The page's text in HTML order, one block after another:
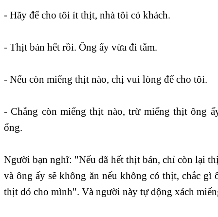
- Hãy để cho tôi ít thịt, nhà tôi có khách.
- Thịt bán hết rồi. Ông ấy vừa đi tắm.
- Nếu còn miếng thịt nào, chị vui lòng để cho tôi.
- Chẳng còn miếng thịt nào, trừ miếng thịt ông
ổng.
Người bạn nghĩ: "Nếu đã hết thịt bán, chỉ còn lại
và ông ấy sẽ không ăn nếu không có thịt, chắc gì
thịt đó cho mình". Và người này tự động xách